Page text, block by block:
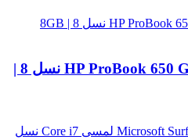
لپ تاپ استوک HP ProBook 650 G4 Core i3 نسل 8 |